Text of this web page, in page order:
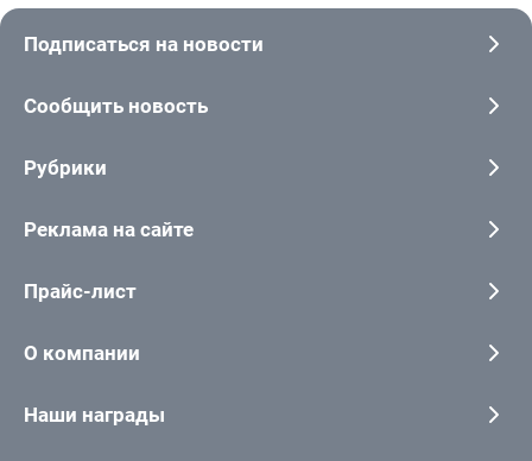
Подписаться на новости
Сообщить новость
Рубрики
Реклама на сайте
Прайс-лист
О компании
Наши награды